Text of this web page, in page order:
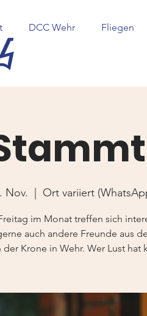
DCC Wehr Fliegen
Nov. Ort variiert
im Monat treffen sich
auch andere Freunde aus
der Krone in Wehr. Wer Lust hat